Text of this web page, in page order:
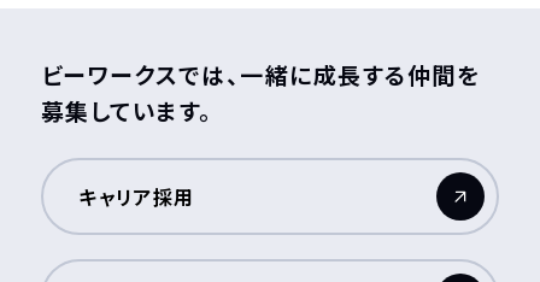
ビーワークスでは、一緒に成長する仲間を
募集しています。
キャリア採用
（新しいウィンドウが開きます）